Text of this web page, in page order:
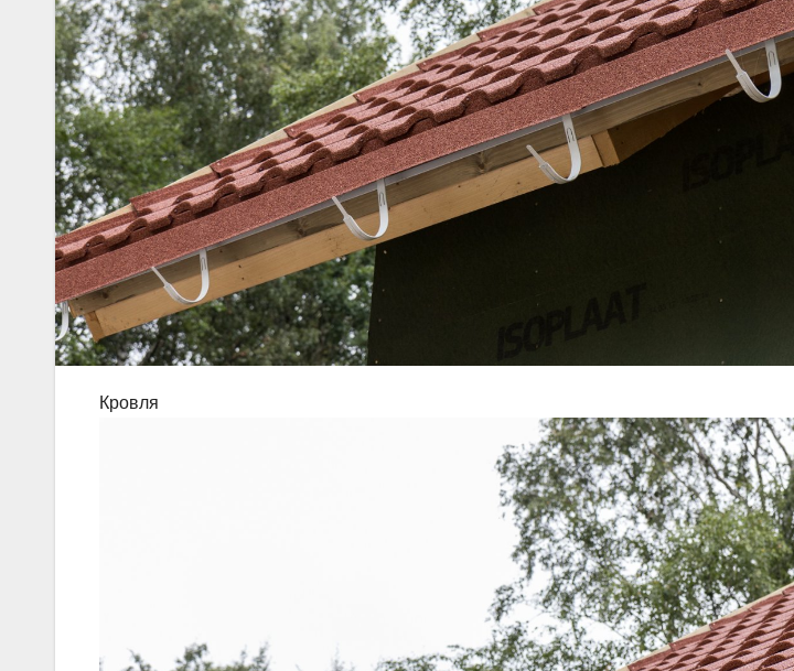
Кровля